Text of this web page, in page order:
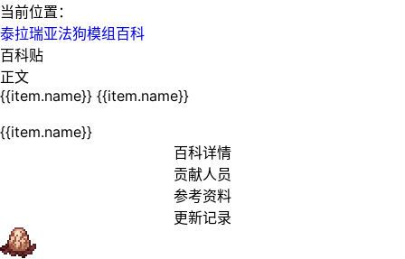
当前位置：
泰拉瑞亚法狗模组百科
百科贴
正文
{{item.name}} {{item.name}}
{{item.name}}
百科详情
贡献人员
参考资料
更新记录